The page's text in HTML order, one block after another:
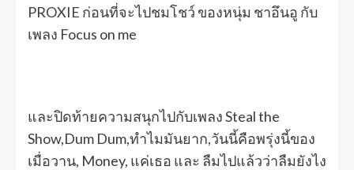
PROXIE ก่อนที่จะไปชมโชว์ ของหนุ่ม ชาอึนอู กับ
เพลง Focus on me
และปิดท้ายความสนุกไปกับเพลง Steal the
Show,Dum Dum,ทำไมมันยาก,วันนี้คือพรุ่งนี้ของ
เมื่อวาน, Money, แค่เธอ และ ลืมไปแล้วว่าลืมยังไง